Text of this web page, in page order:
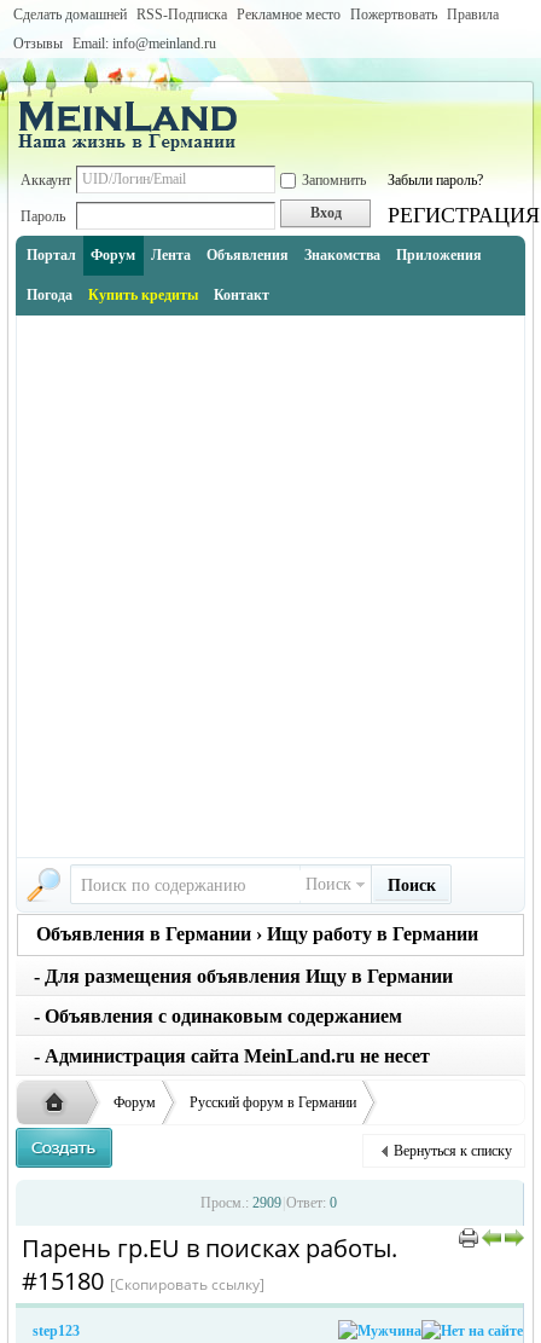
Сделать домашней RSS-Подписка Рекламное место Пожертвовать Правила
Отзывы Email: info@meinland.ru
Аккаунт Запомнить Забыли пароль?
Пароль Вход РЕГИСТРАЦИЯ
Портал Форум Лента Объявления Знакомства Приложения
Погода Купить кредиты Контакт
Поиск Поиск
Объявления в Германии › Ищу работу в Германии
вернуться на главную страницу объявлений
- Для размещения объявления Ищу в Германии
нажмите кнопку создать
- Объявления с одинаковым содержанием
размещаются не чаще 1 раза в месяц. Не применяйте
заглавные буквы вместо строчных, последует
удаление объявления
- Администрация сайта MeinLand.ru не несет
ответственности за содержание размещенных
объявлений
Форум Русский форум в Германии
Объявления в Германии
› ›
Парень гр.ЕU в поисках работы.
Вернуться к списку
Просм.: 2909 Ответ: 0
Парень гр.ЕU в поисках работы.
#15180 [Скопировать ссылку]
step123